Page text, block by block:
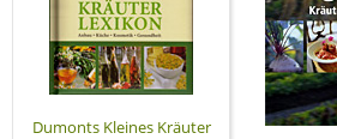
Dumonts Kleines Kräuter